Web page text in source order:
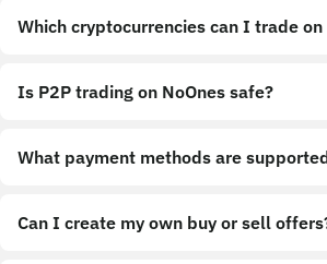
Which cryptocurrencies can I trade on
Is P2P trading on NoOnes safe?
What payment methods are
Can I create my own buy or sell